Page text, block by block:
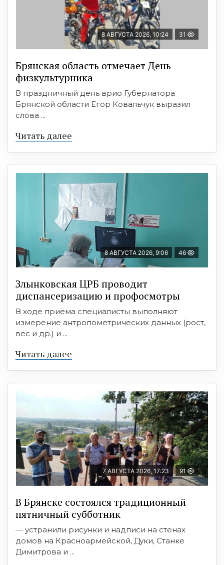
8 АВГУСТА 2026, 10:24 31
Брянская область отмечает День
физкультурника
В праздничный день врио Губернатора
Брянской области Егор Ковальчук выразил
слова ...
Читать далее
8 АВГУСТА 2026, 9:06 46
Злынковская ЦРБ проводит
диспансеризацию и профосмотры
В ходе приёма специалисты выполняют
измерение антропометрических данных (рост,
вес и др.) и ...
Читать далее
7 АВГУСТА 2026, 17:23 91
В Брянске состоялся традиционный
пятничный субботник
— устранили рисунки и надписи на стенах
домов на Красноармейской, Дуки, Станке
Димитрова и ...